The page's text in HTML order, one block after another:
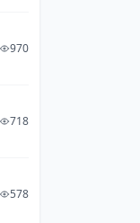
970
718
578